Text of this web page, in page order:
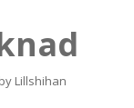
Lillshihan